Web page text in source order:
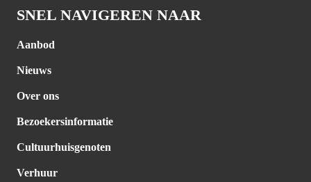
SNEL NAVIGEREN NAAR
Aanbod
Nieuws
Over ons
Bezoekersinformatie
Cultuurhuisgenoten
Verhuur